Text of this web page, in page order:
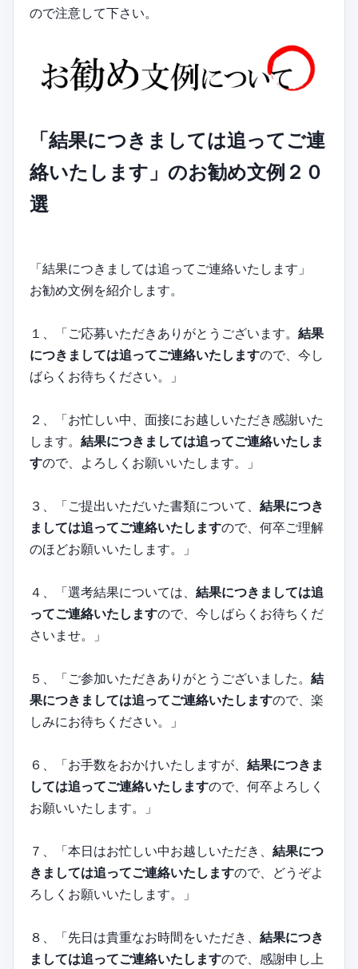
ので注意して下さい。
「結果につきましては追ってご連
絡いたします」のお勧め文例２０
選
「結果につきましては追ってご連絡いたします」
お勧め文例を紹介します。
１、「ご応募いただきありがとうございます。 結果
につきましては追ってご連絡いたしますので、今し
ばらくお待ちください。」
２、「お忙しい中、面接にお越しいただき感謝いた
します。 結果につきましては追ってご連絡いたしま
すので、よろしくお願いいたします。」
３、「ご提出いただいた書類について、 結果につき
ましては追ってご連絡いたしますので、何卒ご理解
のほどお願いいたします。」
４、「選考結果については、 結果につきましては追
ってご連絡いたしますので、今しばらくお待ちくだ
さいませ。」
５、「ご参加いただきありがとうございました。 結
果につきましては追ってご連絡いたしますので、楽
しみにお待ちください。」
６、「お手数をおかけいたしますが、 結果につきま
しては追ってご連絡いたしますので、何卒よろしく
お願いいたします。」
７、「本日はお忙しい中お越しいただき、 結果につ
きましては追ってご連絡いたしますので、どうぞよ
ろしくお願いいたします。」
８、「先日は貴重なお時間をいただき、 結果につき
ましては追ってご連絡いたしますので、感謝申し上